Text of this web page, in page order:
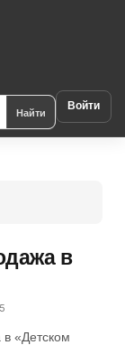
Найти Войти
в
«Детском